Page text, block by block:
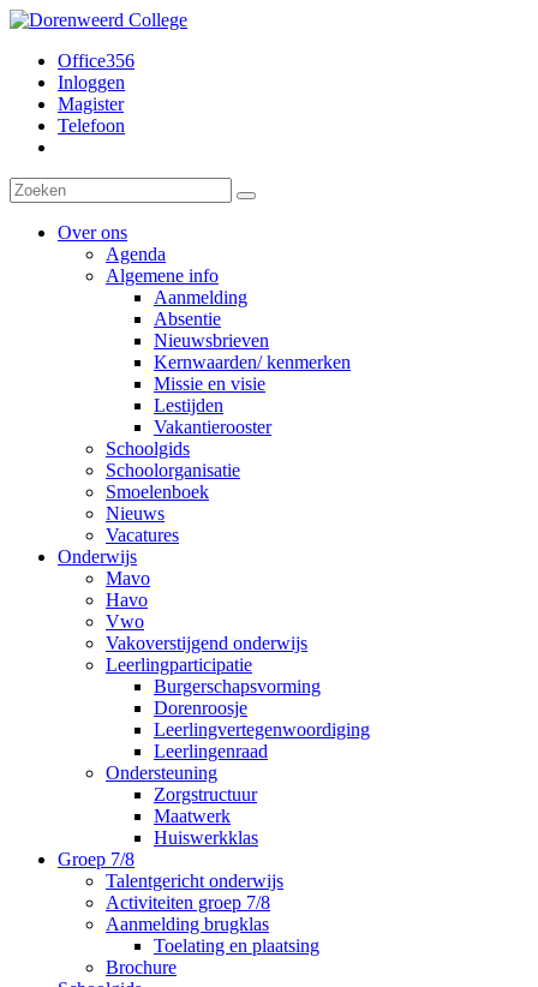
Office356
Inloggen
Magister
Telefoon
Over ons
Agenda
Algemene info
Aanmelding
Absentie
Nieuwsbrieven
Kernwaarden/ kenmerken
Missie en visie
Lestijden
Vakantierooster
Schoolgids
Schoolorganisatie
Smoelenboek
Nieuws
Vacatures
Onderwijs
Mavo
Havo
Vwo
Vakoverstijgend onderwijs
Leerlingparticipatie
Burgerschapsvorming
Dorenroosje
Leerlingvertegenwoordiging
Leerlingenraad
Ondersteuning
Zorgstructuur
Maatwerk
Huiswerkklas
Groep 7/8
Talentgericht onderwijs
Activiteiten groep 7/8
Aanmelding brugklas
Toelating en plaatsing
Brochure